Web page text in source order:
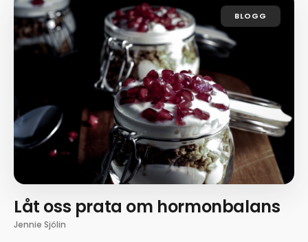
BLOGG
Låt oss prata om hormonbalans
Jennie Sjölin